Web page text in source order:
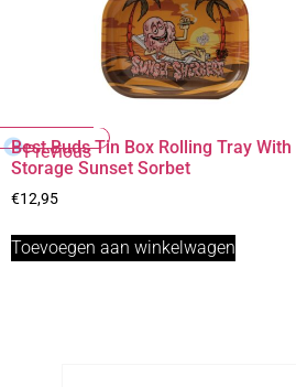
Previous
Best Buds Tin Box Rolling Tray With
Storage Sunset Sorbet
€12,95
Toevoegen aan winkelwagen